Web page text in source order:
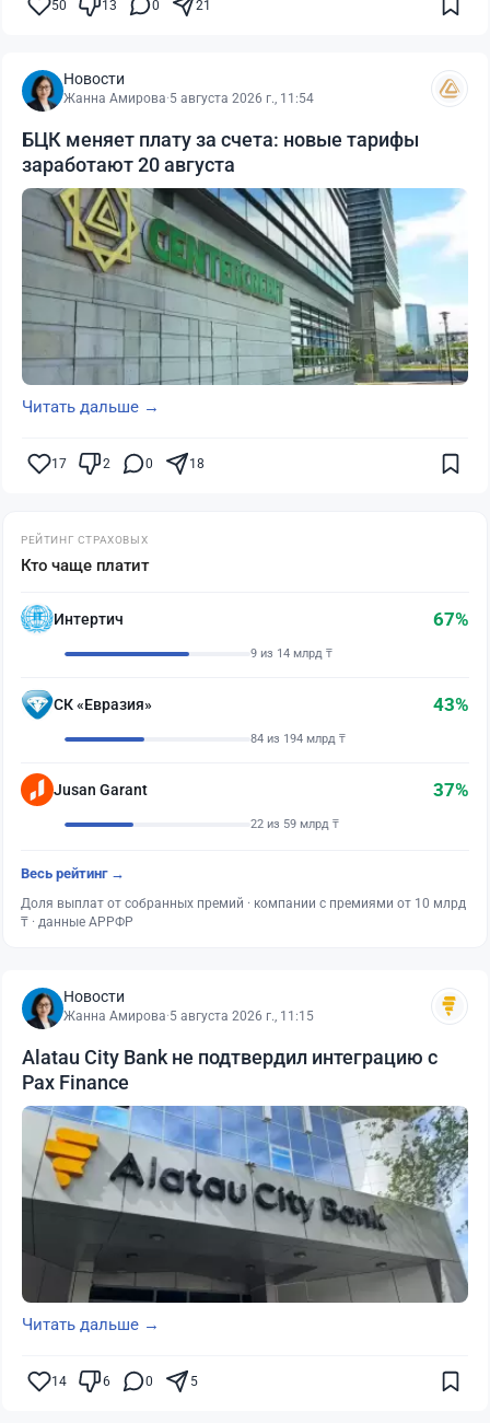
50 13 0 21
Новости
Жанна Амирова·5 августа 2026 г., 11:54
БЦК меняет плату за счета: новые тарифы
заработают 20 августа
Читать дальше →
17 2 0 18
РЕЙТИНГ СТРАХОВЫХ
Кто чаще платит
Интертич 67%
9 из 14 млрд ₸
СК «Евразия» 43%
84 из 194 млрд ₸
Jusan Garant 37%
22 из 59 млрд ₸
Весь рейтинг →
Доля выплат от собранных премий · компании с премиями от 10 млрд
₸ · данные АРРФР
Новости
Жанна Амирова·5 августа 2026 г., 11:15
Alatau City Bank не подтвердил интеграцию с
Pax Finance
Читать дальше →
14 6 0 5